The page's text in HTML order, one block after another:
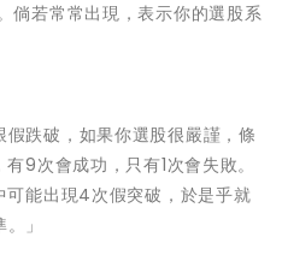
倘若常常出現，表示你的選股系
跌破，如果你選股很嚴謹，條
9次會成功，只有1次會失敗。
可能出現4次假突破，於是乎就
」